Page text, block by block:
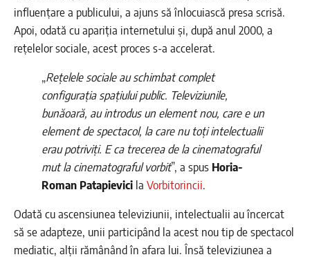
influențare a publicului, a ajuns să înlocuiască presa scrisă.
Apoi, odată cu apariția internetului și, după anul 2000, a
rețelelor sociale, acest proces s-a accelerat.
„Rețelele sociale au schimbat complet
configurația spațiului public. Televiziunile,
bunăoară, au introdus un element nou, care e un
element de spectacol, la care nu toți intelectualii
erau potriviți. E ca trecerea de la cinematograful
mut la cinematograful vorbit”, a spus Horia-
Roman Patapievici la Vorbitorincii.
Odată cu ascensiunea televiziunii, intelectualii au încercat
să se adapteze, unii participând la acest nou tip de spectacol
mediatic, alții rămânând în afara lui. Însă televiziunea a